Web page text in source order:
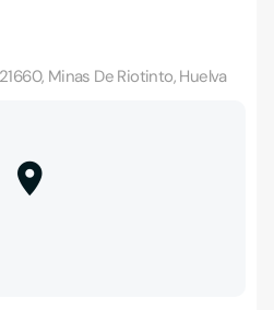
Minas De Riotinto, Huelva